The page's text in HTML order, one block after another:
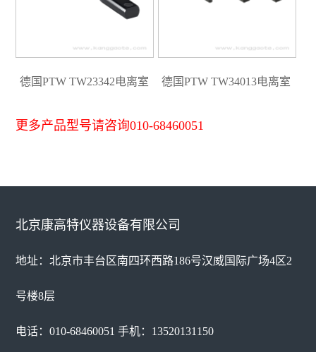
德国PTW TW23342电离室 德国PTW TW34013电离室
更多产品型号请咨询010-68460051
北京康高特仪器设备有限公司
地址：北京市丰台区南四环西路186号汉威国际广场4区2
号楼8层
电话：010-68460051 手机：13520131150